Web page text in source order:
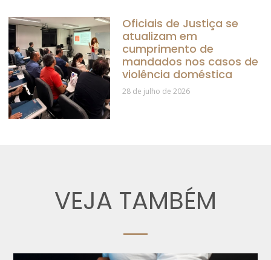
Oficiais de Justiça se
atualizam em
cumprimento de
mandados nos casos de
violência doméstica
28 de julho de 2026
VEJA TAMBÉM